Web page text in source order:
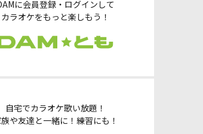
に会員登録・ログインして
カラオケをもっと楽しもう！
自宅でカラオケ歌い放題！
族や友達と一緒に！練習にも！